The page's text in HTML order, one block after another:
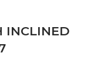
INCLINED